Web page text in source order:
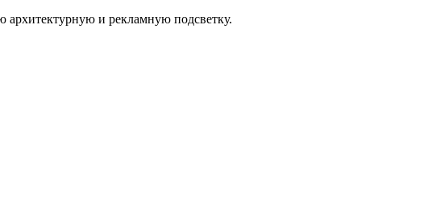
архитектурную и рекламную подсветку.